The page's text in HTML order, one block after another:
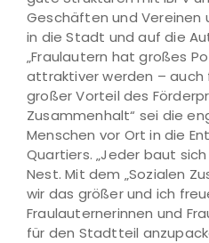
Geschäften und Vereinen
in die Stadt und auf die
„Fraulautern hat großes
attraktiver werden – auch
großer Vorteil des
Zusammenhalt“ sei die
Menschen vor Ort in die
Quartiers. „Jeder baut
Nest. Mit dem „Sozialen
wir das größer und ich
Fraulauternerinnen und
für den Stadtteil